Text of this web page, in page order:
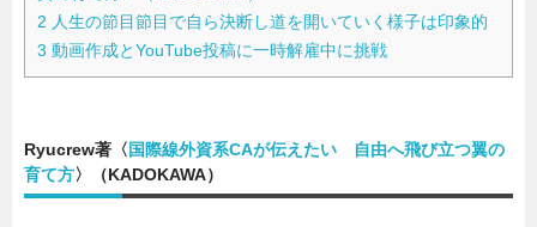
連載一覧
2 人生の節目節目で自ら決断し道を開いていく様子は印象的
3 動画作成とYouTube投稿に一時解雇中に挑戦
Ryucrew著〈国際線外資系CAが伝えたい 自由へ飛び立つ翼の
育て方〉（KADOKAWA）